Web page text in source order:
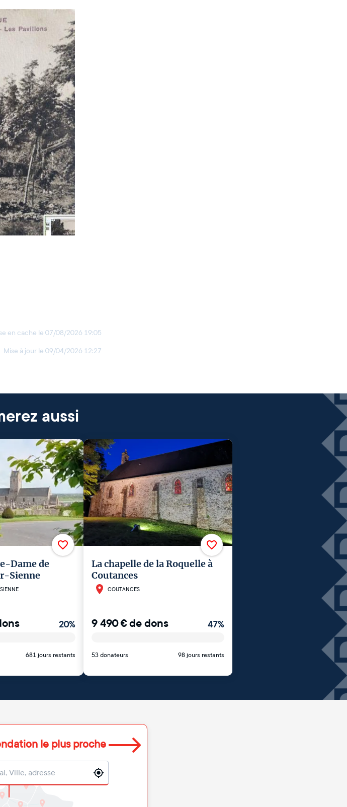
en cache le 07/08/2026 19:05
Mise à jour le 09/04/2026 12:27
aussi
Dame de
Sienne
20%
681 jours restants
La chapelle de la Roquelle à
Coutances
COUTANCES
9 490€de dons 47%
53 donateurs 98 jours restants
le plus proche